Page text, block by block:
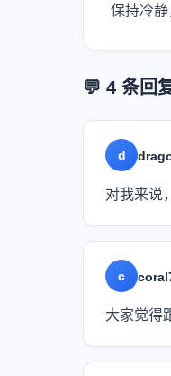
保持冷静
💬 4 条回
d
对我来说
c
大家觉得